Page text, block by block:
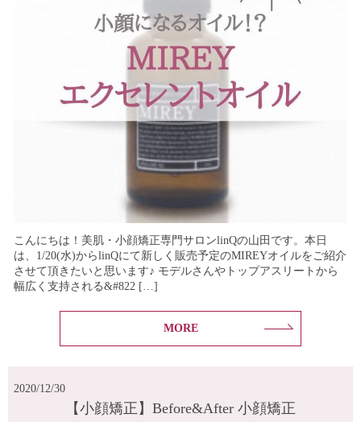
こんにちは！美肌・小顔矯正専門サロンlinQの山田です。本日
は、1/20(水)からlinQにて新しく販売予定のMIREYオイルをご紹介
させて頂きたいと思います♪ モデルさんやトップアスリートから
幅広く支持される&#822 […]
MORE
2020/12/30
【小顔矯正】Before&After 小顔矯正